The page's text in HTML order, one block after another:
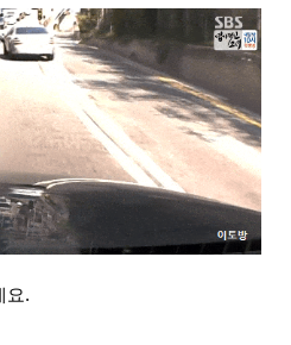
요.
케치북5